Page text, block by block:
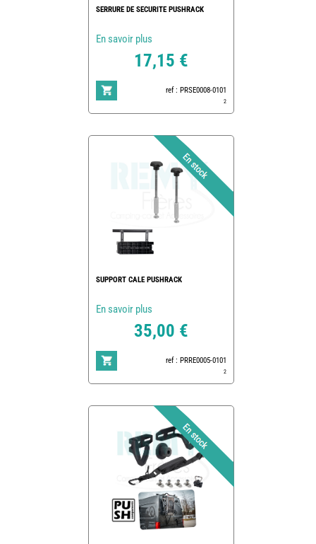
SERRURE DE SECURITE PUSHRACK
En savoir plus
17,15 €
ref : PRSE0008-0101
2
SUPPORT CALE PUSHRACK
En savoir plus
35,00 €
ref : PRRE0005-0101
2